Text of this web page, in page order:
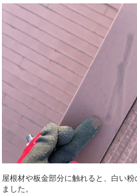
屋根材や板金部分に触れると、白い
ました。